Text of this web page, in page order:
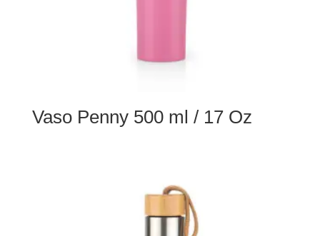
Vaso Penny 500 ml / 17 Oz